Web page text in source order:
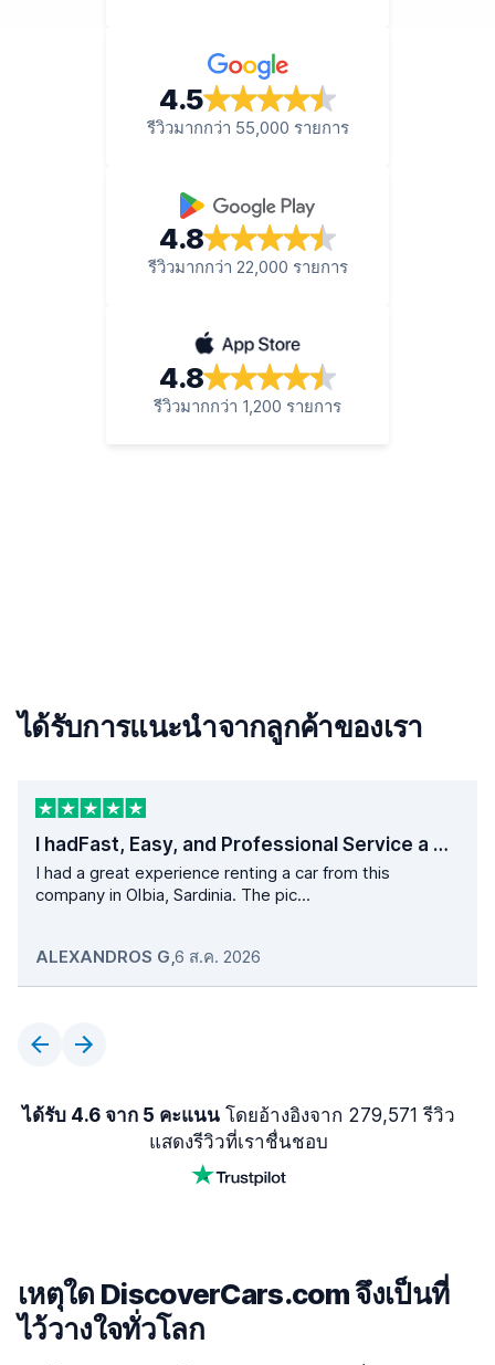
4.5
รีวิวมากกว่า 55,000 รายการ
4.8
รีวิวมากกว่า 22,000 รายการ
4.8
รีวิวมากกว่า 1,200 รายการ
ได้รับการแนะนำจากลูกค้าของเรา
I hadFast, Easy, and Professional Service a great experience renting a car…
I had a great experience renting a car from this
company in Olbia, Sardinia. The pic...
ALEXANDROS G,6 ส.ค. 2026
ได้รับ 4.6 จาก 5 คะแนน โดยอ้างอิงจาก 279,571 รีวิว
แสดงรีวิวที่เราชื่นชอบ
เหตุใด DiscoverCars.com จึงเป็นที่
ไว้วางใจทั่วโลก